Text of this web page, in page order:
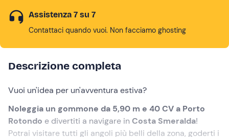
Assistenza 7 su 7
Contattaci quando vuoi. Non facciamo ghosting
Descrizione completa
Vuoi un'idea per un'avventura estiva?
Noleggia un gommone da 5,90 m e 40 CV a Porto
Rotondo e divertiti a navigare in Costa Smeralda!
Potrai visitare tutti gli angoli più belli della zona, goderti i